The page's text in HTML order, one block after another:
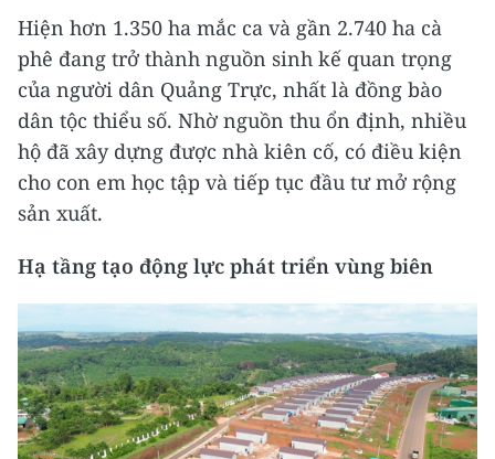
Hiện hơn 1.350 ha mắc ca và gần 2.740 ha cà
phê đang trở thành nguồn sinh kế quan trọng
của người dân Quảng Trực, nhất là đồng bào
dân tộc thiểu số. Nhờ nguồn thu ổn định, nhiều
hộ đã xây dựng được nhà kiên cố, có điều kiện
cho con em học tập và tiếp tục đầu tư mở rộng
sản xuất.
Hạ tầng tạo động lực phát triển vùng biên